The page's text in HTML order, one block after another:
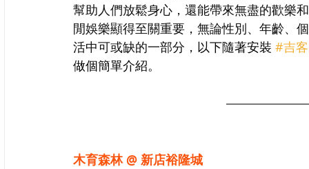
幫助人們放鬆身心，還能帶來無盡的歡樂
閒娛樂顯得至關重要，無論性別、年齡、
活中可或缺的一部分， 以下隨著安裝 #吉
做個簡單介紹。
木育森林 @ 新店裕隆城